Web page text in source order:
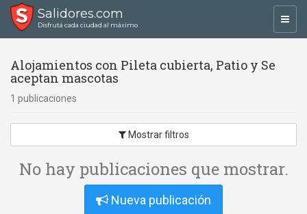
Salidores.com
Disfrutá cada ciudad al máximo
Alojamientos con Pileta cubierta, Patio y Se
aceptan mascotas
1 publicaciones
Mostrar filtros
No hay publicaciones que mostrar.
Nueva publicación